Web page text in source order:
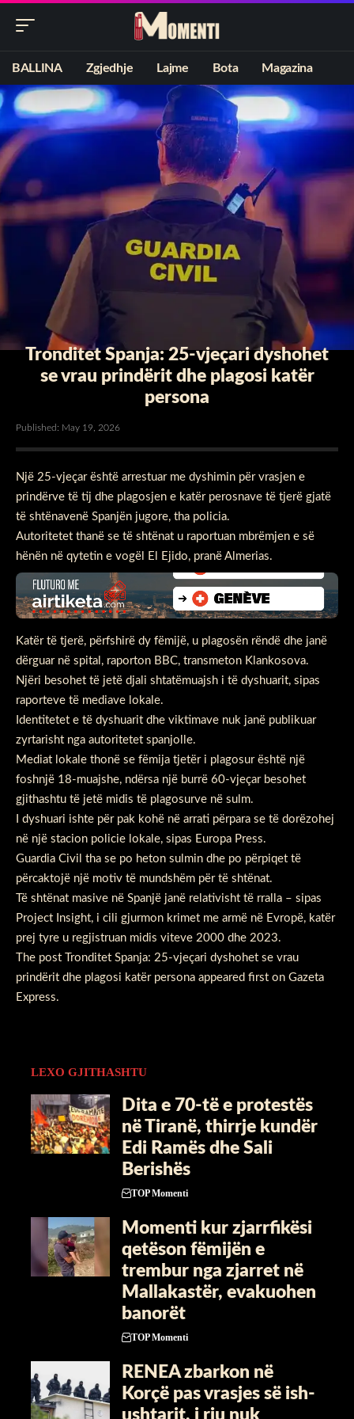
BALLINA Zgjedhje Lajme Bota Magazina
Tronditet Spanja: 25-vjeçari dyshohet
se vrau prindërit dhe plagosi katër
persona
Published: May 19, 2026
Një 25-vjeçar është arrestuar me dyshimin për vrasjen e
prindërve të tij dhe plagosjen e katër perosnave të tjerë gjatë
të shtënavenë Spanjën jugore, tha policia.
Autoritetet thanë se të shtënat u raportuan mbrëmjen e së
hënën në qytetin e vogël El Ejido, pranë Almerias.
Katër të tjerë, përfshirë dy fëmijë, u plagosën rëndë dhe janë
dërguar në spital, raporton BBC, transmeton Klankosova.
Njëri besohet të jetë djali shtatëmuajsh i të dyshuarit, sipas
raporteve të mediave lokale.
Identitetet e të dyshuarit dhe viktimave nuk janë publikuar
zyrtarisht nga autoritetet spanjolle.
Mediat lokale thonë se fëmija tjetër i plagosur është një
foshnjë 18-muajshe, ndërsa një burrë 60-vjeçar besohet
gjithashtu të jetë midis të plagosurve në sulm.
I dyshuari ishte për pak kohë në arrati përpara se të dorëzohej
në një stacion policie lokale, sipas Europa Press.
Guardia Civil tha se po heton sulmin dhe po përpiqet të
përcaktojë një motiv të mundshëm për të shtënat.
Të shtënat masive në Spanjë janë relativisht të rralla – sipas
Project Insight, i cili gjurmon krimet me armë në Evropë, katër
prej tyre u regjistruan midis viteve 2000 dhe 2023.
The post
Tronditet Spanja: 25-vjeçari dyshohet se vrau
prindërit dhe plagosi katër persona appeared first on Gazeta
Express.
LEXO GJITHASHTU
​Dita e 70-të e protestës
në Tiranë, thirrje kundër
Edi Ramës dhe Sali
Berishës
TOP Momenti
Momenti kur zjarrfikësi
qetëson fëmijën e
trembur nga zjarret në
Mallakastër, evakuohen
banorët
TOP Momenti
RENEA zbarkon në
Korçë pas vrasjes së ish-
ushtarit, i riu nuk